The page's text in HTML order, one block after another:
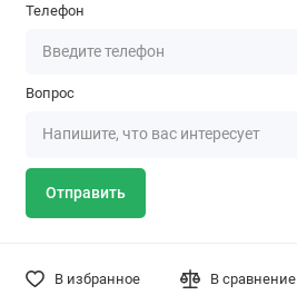
Телефон
Вопрос
Отправить
В избранное В сравнение